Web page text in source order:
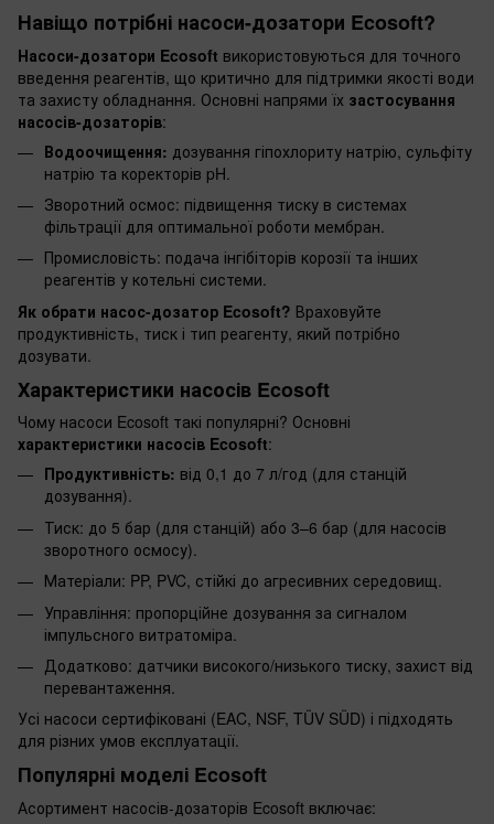
Навіщо потрібні насоси-дозатори Ecosoft?
Насоси-дозатори Ecosoft використовуються для точного
введення реагентів, що критично для підтримки якості води
та захисту обладнання. Основні напрями їх застосування
насосів-дозаторів:
Водоочищення: дозування гіпохлориту натрію, сульфіту
натрію та коректорів pH.
Зворотний осмос: підвищення тиску в системах
фільтрації для оптимальної роботи мембран.
Промисловість: подача інгібіторів корозії та інших
реагентів у котельні системи.
Як обрати насос-дозатор Ecosoft? Враховуйте
продуктивність, тиск і тип реагенту, який потрібно
дозувати.
Характеристики насосів Ecosoft
Чому насоси Ecosoft такі популярні? Основні
характеристики насосів Ecosoft:
Продуктивність: від 0,1 до 7 л/год (для станцій
дозування).
Тиск: до 5 бар (для станцій) або 3–6 бар (для насосів
зворотного осмосу).
Матеріали: PP, PVC, стійкі до агресивних середовищ.
Управління: пропорційне дозування за сигналом
імпульсного витратоміра.
Додатково: датчики високого/низького тиску, захист від
перевантаження.
Усі насоси сертифіковані (EAC, NSF, TÜV SÜD) і підходять
для різних умов експлуатації.
Популярні моделі Ecosoft
Асортимент насосів-дозаторів Ecosoft включає: